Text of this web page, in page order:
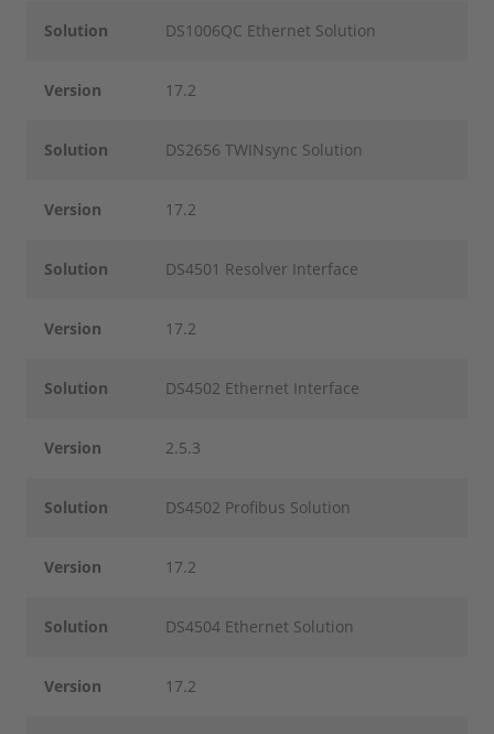
Solution DS1006QC Ethernet Solution
Version 17.2
Solution DS2656 TWINsync Solution
Version 17.2
Solution DS4501 Resolver Interface
Version 17.2
Solution DS4502 Ethernet Interface
Version 2.5.3
Solution DS4502 Profibus Solution
Version 17.2
Solution DS4504 Ethernet Solution
Version 17.2